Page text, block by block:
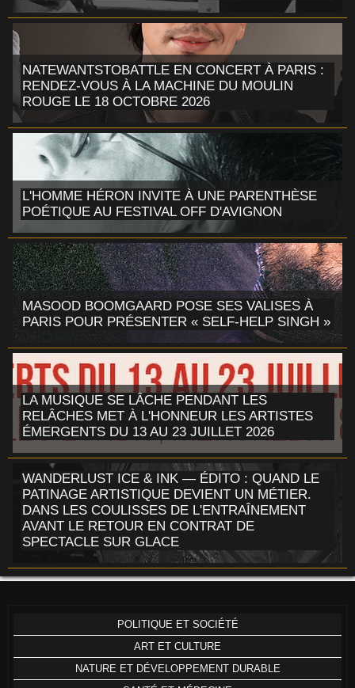
NATEWANTSTOBATTLE EN CONCERT À PARIS :
RENDEZ-VOUS À LA MACHINE DU MOULIN
ROUGE LE 18 OCTOBRE 2026
L'HOMME HÉRON INVITE À UNE PARENTHÈSE
POÉTIQUE AU FESTIVAL OFF D'AVIGNON
MASOOD BOOMGAARD POSE SES VALISES À
PARIS POUR PRÉSENTER « SELF-HELP SINGH »
LA MUSIQUE SE LÂCHE PENDANT LES
RELÂCHES MET À L'HONNEUR LES ARTISTES
ÉMERGENTS DU 13 AU 23 JUILLET 2026
WANDERLUST ICE & INK — ÉDITO : QUAND LE
PATINAGE ARTISTIQUE DEVIENT UN MÉTIER.
DANS LES COULISSES DE L'ENTRAÎNEMENT
AVANT LE RETOUR EN CONTRAT DE
SPECTACLE SUR GLACE
POLITIQUE ET SOCIÉTÉ
ART ET CULTURE
NATURE ET DÉVELOPPEMENT DURABLE